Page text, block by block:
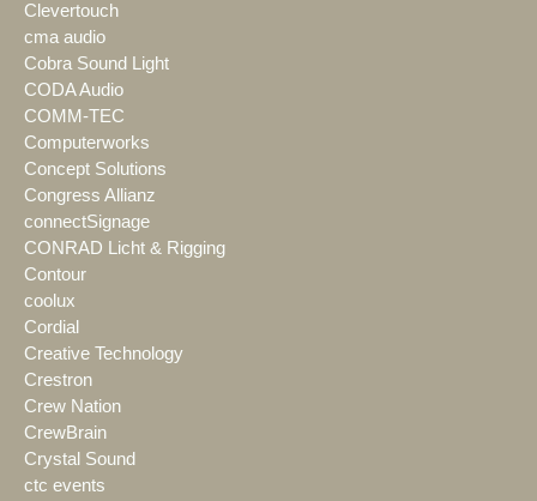
Clevertouch
cma audio
Cobra Sound Light
CODA Audio
COMM-TEC
Computerworks
Concept Solutions
Congress Allianz
connectSignage
CONRAD Licht & Rigging
Contour
coolux
Cordial
Creative Technology
Crestron
Crew Nation
CrewBrain
Crystal Sound
ctc events